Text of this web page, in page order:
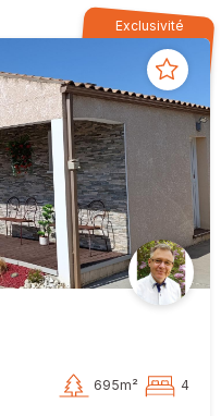
Exclusivité
695m² 4